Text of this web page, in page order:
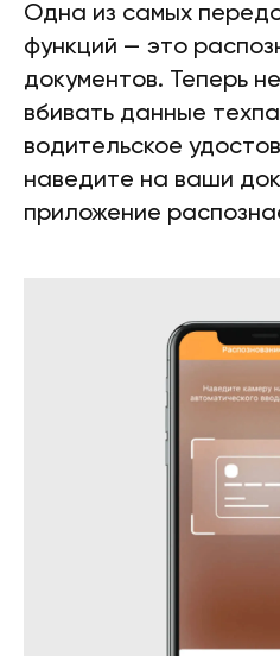
Одна из самых
функций — это
документов. Теперь
вбивать данные
водительское
наведите на ваши
приложение